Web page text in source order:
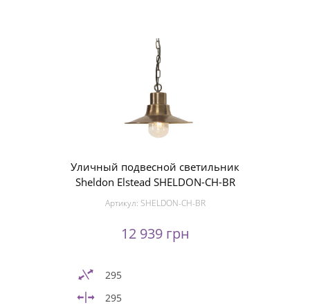
Уличный подвесной светильник
Sheldon Elstead SHELDON-CH-BR
Артикул: SHELDON-CH-BR
12 939 грн
295
295